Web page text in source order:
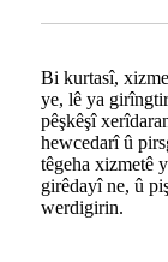
Bi kurtasî,
ye, lê ya
pêşkêşî
hewcedarî û
têgeha xizmetê
girêdayî ne, û
werdigirin.